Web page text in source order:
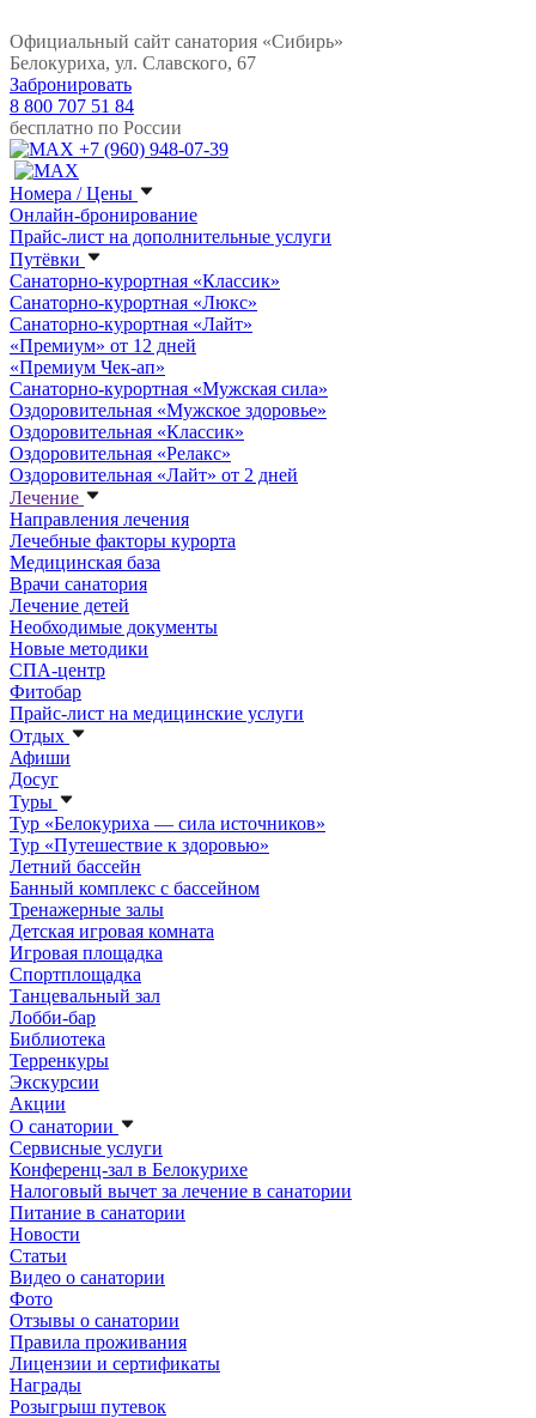
Официальный сайт санатория «Сибирь»
Белокуриха, ул. Славского, 67
Забронировать
8 800 707 51 84
бесплатно по России
+7 (960) 948-07-39
Номера / Цены
Онлайн-бронирование
Прайс-лист на дополнительные услуги
Путёвки
Санаторно-курортная «Классик»
Санаторно-курортная «Люкс»
Санаторно-курортная «Лайт»
«Премиум» от 12 дней
«Премиум Чек-ап»
Санаторно-курортная «Мужская сила»
Оздоровительная «Мужское здоровье»
Оздоровительная «Классик»
Оздоровительная «Релакс»
Оздоровительная «Лайт» от 2 дней
Лечение
Направления лечения
Лечебные факторы курорта
Медицинская база
Врачи санатория
Лечение детей
Необходимые документы
Новые методики
СПА-центр
Фитобар
Прайс-лист на медицинские услуги
Отдых
Афиши
Досуг
Туры
Тур «Белокуриха — сила источников»
Тур «Путешествие к здоровью»
Летний бассейн
Банный комплекс с бассейном
Тренажерные залы
Детская игровая комната
Игровая площадка
Спортплощадка
Танцевальный зал
Лобби-бар
Библиотека
Терренкуры
Экскурсии
Акции
О санатории
Сервисные услуги
Конференц-зал в Белокурихе
Налоговый вычет за лечение в санатории
Питание в санатории
Новости
Статьи
Видео о санатории
Фото
Отзывы о санатории
Правила проживания
Лицензии и сертификаты
Награды
Розыгрыш путевок